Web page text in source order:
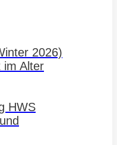
2026)
im Alter
HWS